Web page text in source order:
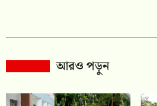
আরও পড়ুন